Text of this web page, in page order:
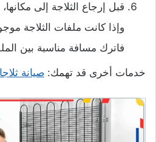
قبل إرجاع الثلاجة إلى
وإذا كانت ملفات الثلاجة
فاترك مسافة مناسبة بين
خدمات أخرى قد تهمك: صيانة